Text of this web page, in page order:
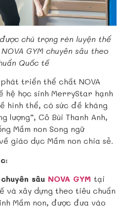
chú trọng rèn luyện thể
GYM chuyên sâu theo
Quốc tế
triển thể chất NOVA
hệ học sinh MerryStar hạnh
hình thể, có sức đề kháng
lượng”, Cô Bùi Thanh Anh,
Mầm non Song ngữ
giáo dục Mầm non chia sẻ.
:
sâu NOVA GYM tại
xây dựng theo tiêu chuẩn
Mầm non, được đưa vào